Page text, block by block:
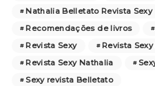
Nathalia Belletato Revista Sexy
Recomendações de livros
Revista Sexy
Revista
Revista Sexy Nathalia
Sexy revista Belletato